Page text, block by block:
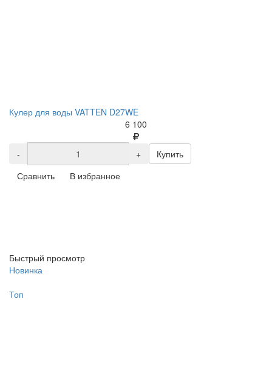
Кулер для воды VATTEN D27WE
6 100
- +
Купить
Сравнить
В избранное
Быстрый просмотр
Новинка
Топ